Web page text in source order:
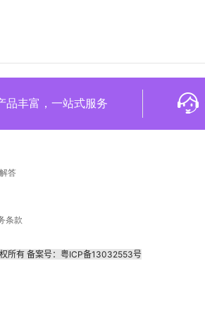
品丰富，一站式服务
答
条款
所有 备案号：粤ICP备13032553号